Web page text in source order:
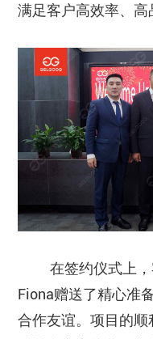
满足客户高效率、高
在签约仪式上
Fiona赠送了精心准
合作友谊。项目的